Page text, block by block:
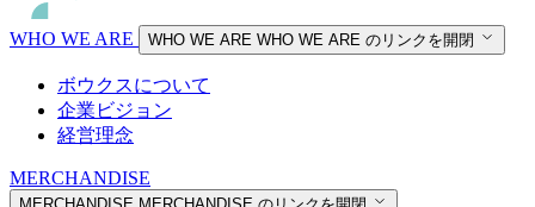
WHO WE ARE WHO WE ARE WHO WE ARE のリンクを開閉
ボウクスについて
企業ビジョン
経営理念
MERCHANDISE